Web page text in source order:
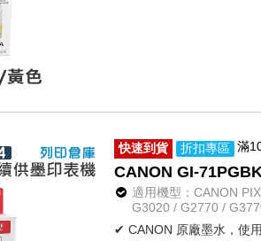
快速到貨 折扣專區 滿
CANON GI-
適用機型：CANON
G3020 / G2770 /
✔ CANON 原廠墨水，使